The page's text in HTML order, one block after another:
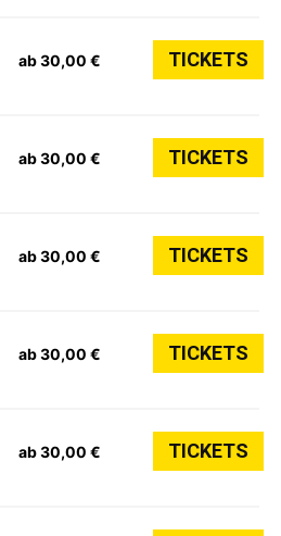
ab 30,00 € TICKETS
ab 30,00 € TICKETS
ab 30,00 € TICKETS
ab 30,00 € TICKETS
ab 30,00 € TICKETS